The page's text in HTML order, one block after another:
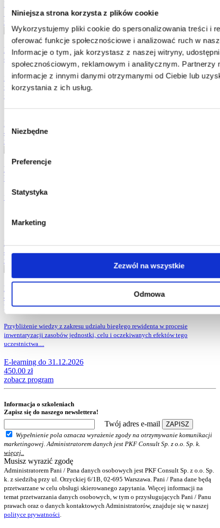
Niniejsza strona korzysta z plików cookie
Wykorzystujemy pliki cookie do spersonalizowania treści i
oferować funkcje społecznościowe i analizować ruch w
Informacje o tym, jak korzystasz z naszej witryny,
społecznościowym, reklamowym i analitycznym. Partnerzy
informacje z innymi danymi otrzymanymi od Ciebie lub
korzystania z ich usług.
Wybór
zgody
Niezbędne
Preferencje
Statystyka
Marketing
Zezwól na wszystkie
Odmowa
E-learning do 31.12.2026
780.00zł
zobacz program
E-learning / Moduł 15 Wartość pieniądza w czasie,
dyskontowanie, kapitalizacja - warsztaty praktyczne
Rozszerzenie i pogłębienie wiedzy i umiejętności w zakresie wpływu czasowej
wartości pieniądza na wycenę aktywów, pasywów i ustalanie wyniku
finansowego ...
E-learning do 31.12.2026
440.00zł
zobacz program
E-learning / Moduł 8. Kodeks spółek handlowych w pracy
biegłego rewidenta
Usystematyzowanie, pogłębienie i aktualizacja wiedzy z zakresu prawa
E-learning do 31.12.2026
440.00zł
zobacz program
E-learning / Moduł 24 Inwentaryzacja z perspektywy audytora
– podejście oraz kluczowe procedury.
Spis z natury,
potwierdzenia oraz zapytania.
Przybliżenie wiedzy z zakresu udziału biegłego rewidenta w procesie
inwentaryzacji zasobów jednostki, celu i oczekiwanych efektów tego
uczestnictwa....
E-learning do 31.12.2026
450.00 zł
zobacz program
Informacja o szkoleniach
Zapisz się do naszego newslettera!
Twój adres e-mail
ZAPISZ
Wypełnienie pola oznacza wyrażenie zgody na otrzymywanie komunikacji
marketingowej. Administratorem danych jest PKF Consult Sp. z o.o. Sp. k.
więcej..
Musisz wyrazić zgodę
Administratorem Pani / Pana danych osobowych jest PKF Consult Sp. z o.o. Sp.
k. z siedzibą przy ul. Orzyckiej 6/1B, 02-695 Warszawa. Pani / Pana dane będą
przetwarzane w celu obsługi skierowanego zapytania. Więcej informacji na
temat przetwarzania danych osobowych, w tym o przysługujących Pani / Panu
prawach oraz o danych kontaktowych Administratorów, znajduje się w naszej
polityce prywatności